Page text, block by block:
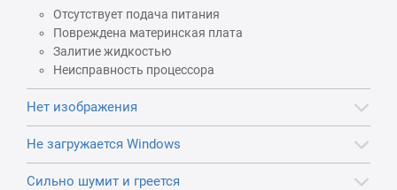
Отсутствует подача питания
Повреждена материнская плата
Залитие жидкостью
Неисправность процессора
Нет изображения
Не загружается Windows
Сильно шумит и греется